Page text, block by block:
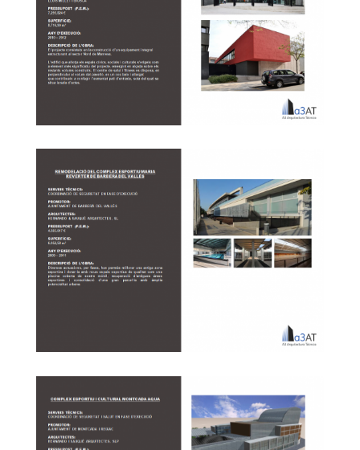
Ciutat Esportiva del FCB a Sant Joan Despí
Complex Esportiu Nord les Bases a Manresa